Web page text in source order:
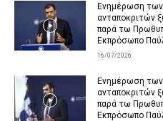
Ενημέρωση των
ανταποκριτών
παρά τω
Εκπρόσωπο
16/07/2026
Ενημέρωση των
ανταποκριτών
παρά τω
Εκπρόσωπο